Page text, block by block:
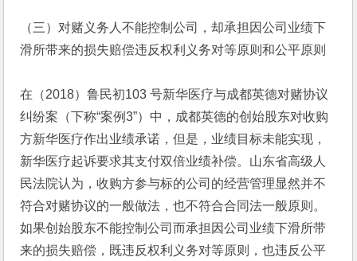
（三）对赌义务人不能控制公司，却承担因公司业绩下
滑所带来的损失赔偿违反权利义务对等原则和公平原则
在（2018）鲁民初103 号新华医疗与成都英德对赌协议
纠纷案（下称“案例3”）中，成都英德的创始股东对收购
方新华医疗作出业绩承诺，但是，业绩目标未能实现，
新华医疗起诉要求其支付双倍业绩补偿。山东省高级人
民法院认为，收购方参与标的公司的经营管理显然并不
符合对赌协议的一般做法，也不符合合同法一般原则。
如果创始股东不能控制公司而承担因公司业绩下滑所带
来的损失赔偿，既违反权利义务对等原则，也违反公平